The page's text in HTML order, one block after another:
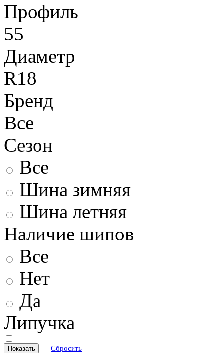
Профиль
55
Диаметр
R18
Бренд
Все
Сезон
Все
Шина зимняя
Шина летняя
Наличие шипов
Все
Нет
Да
Липучка
Сбросить